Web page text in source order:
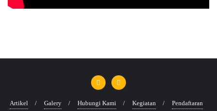
Artikel Galery Hubungi Kami Kegiatan Pendaftaran